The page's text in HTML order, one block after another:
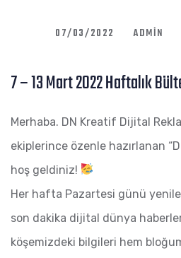
07/03/2022 ADMIN
7 – 13 Mart 2022 Haftalık
Merhaba. DN Kreatif Dijital
ekiplerince özenle hazırlanan
hoş geldiniz!
Her hafta Pazartesi günü
son dakika dijital dünya
köşemizdeki bilgileri hem